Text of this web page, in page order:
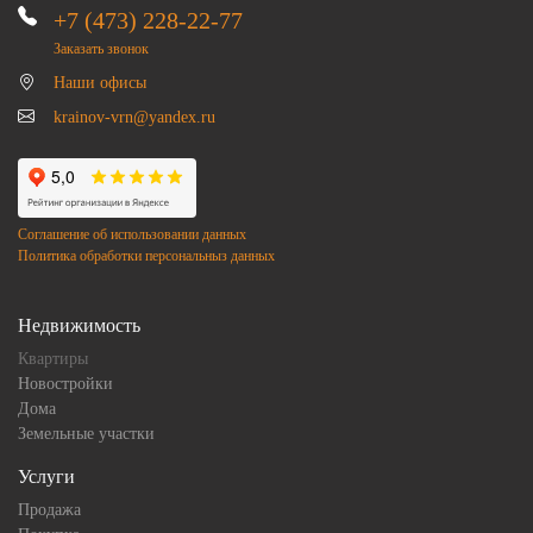
+7 (473) 228-22-77
Заказать звонок
Наши офисы
krainov-vrn@yandex.ru
Соглашение об использовании данных
Политика обработки персональныз данных
Недвижимость
Квартиры
Новостройки
Дома
Земельные участки
Услуги
Продажа